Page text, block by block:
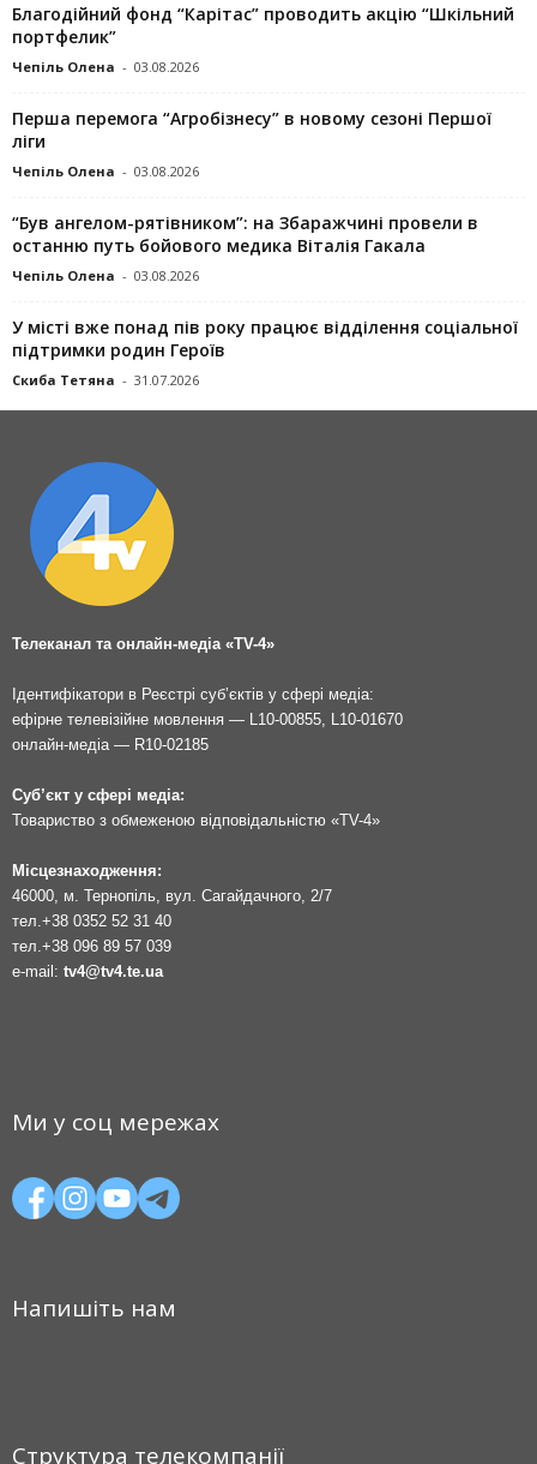
Благодійний фонд “Карітас” проводить акцію “Шкільний
портфелик”
Чепіль Олена - 03.08.2026
Перша перемога “Агробізнесу” в новому сезоні Першої
ліги
Чепіль Олена - 03.08.2026
“Був ангелом-рятівником”: на Збаражчині провели в
останню путь бойового медика Віталія Гакала
Чепіль Олена - 03.08.2026
У місті вже понад пів року працює відділення соціальної
підтримки родин Героїв
Скиба Тетяна - 31.07.2026
Телеканал та онлайн-медіа «TV-4»
Ідентифікатори в Реєстрі суб’єктів у сфері медіа:
ефірне телевізійне мовлення — L10-00855, L10-01670
онлайн-медіа — R10-02185
Суб’єкт у сфері медіа:
Товариство з обмеженою відповідальністю «TV-4»
Місцезнаходження:
46000, м. Тернопіль, вул. Сагайдачного, 2/7
тел. +38 0352 52 31 40
тел. +38 096 89 57 039
e-mail: tv4@tv4.te.ua
Ми у соц мережах
Напишіть нам
Структура телекомпанії